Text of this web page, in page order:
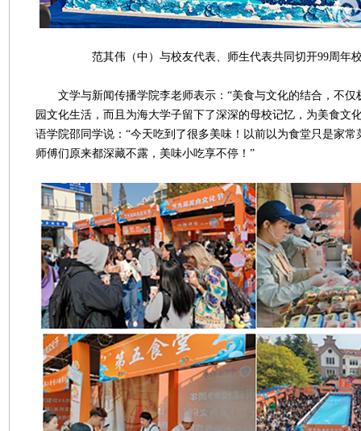
范其伟（中）与校友代表、师生代表共同切开99周年校
文学与新闻传播学院李老师表示：“美食与文化的结合，不仅
园文化生活，而且为海大学子留下了深深的母校记忆，为美食文
语学院邵同学说：“今天吃到了很多美味！以前以为食堂只是家常
师傅们原来都深藏不露，美味小吃享不停！”